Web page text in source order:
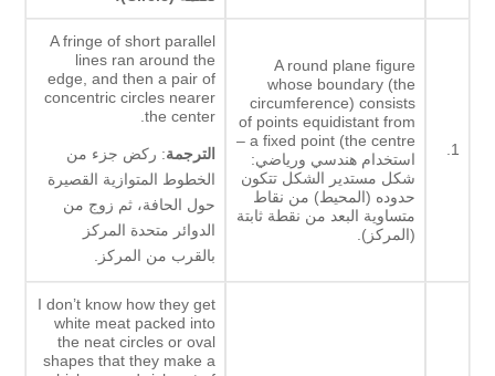
1.
A round plane figure
whose boundary (the
circumference) consists
of points equidistant from
a fixed point (the centre –
استخدام هندسي ورياضي:
شكل مستدير الشكل تتكون
حدوده (المحيط) من نقاط
متساوية البعد من نقطة ثابتة
(المركز).
A fringe of short parallel
lines ran around the
edge, and then a pair of
concentric circles nearer
the center.
الترجمة: ركض جزء من
الخطوط المتوازية القصيرة
حول الحافة، ثم زوج من
الدوائر متحدة المركز
بالقرب من المركز.
I don’t know how they get
white meat packed into
the neat circles or oval
shapes that they make a